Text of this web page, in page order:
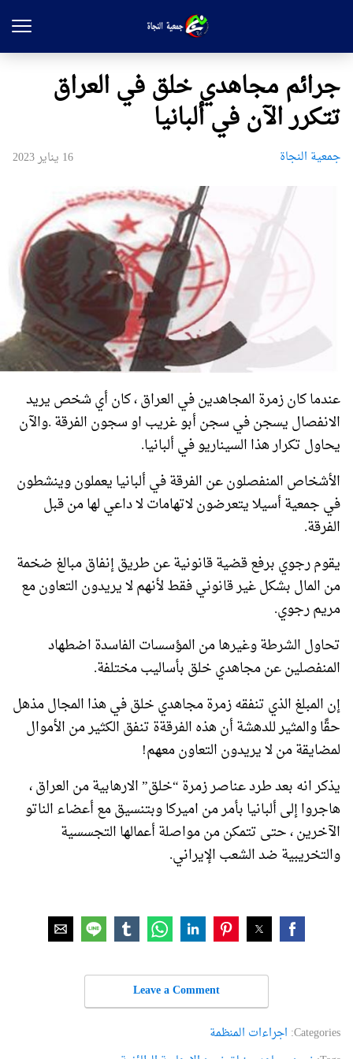
جرائم مجاهدي خلق في العراق
تتكرر الآن في ألبانيا
جمعیة النجاة 16 يناير 2023
عندما كان زمرة المجاهدين في العراق ، كان أي شخص يريد
الانفصال يسجن في سجن أبو غريب او سجون الفرقة .والآن
يحاول تكرار هذا السيناريو في ألبانيا.
الأشخاص المنفصلون عن الفرقة في ألبانيا يعملون وينشطون
في جمعية أسيلا يتعرضون لاتهامات لا داعي لها من قبل
الفرقة.
يقوم رجوي برفع قضية قانونية عن طريق إنفاق مبالغ ضخمة
من المال بشكل غير قانوني فقط لأنهم لا يريدون التعاون مع
مريم رجوي.
تحاول الشرطة وغيرها من المؤسسات الفاسدة اضطهاد
المنفصلين عن مجاهدي خلق بأساليب مختلفة.
إن المبلغ الذي تنفقه زمرة مجاهدي خلق في هذا المجال مذهل
حقًا والمثير للدهشة أن هذه الفرقةة تنفق الكثير من الأموال
لمضايقة من لا يريدون التعاون معهم!
يذكر انه بعد طرد عناصر زمرة “خلق” الارهابية من العراق ،
هاجروا إلى ألبانيا بأمر من اميركا وبتنسيق مع أعضاء الناتو
الآخرين ، حتى تتمكن من مواصلة أعمالها التجسسية
والتخريبية ضد الشعب الإيراني.
Leave a Comment
Categories: اجراءات المنظمة